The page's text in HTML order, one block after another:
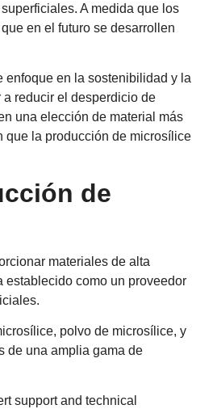
A medida que los
en el futuro se desarrollen
enfoque en la sostenibilidad y la
reducir el desperdicio de
una elección de material más
que la producción de microsílice
de
materiales de alta
como un proveedor
polvo de microsílice, y
de una amplia gama de
support and technical